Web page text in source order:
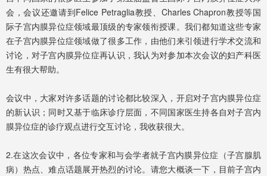
会，会议还邀请到Felice Petraglia教授、Charles Chapron教授等国
际子宫内膜异位症领域最顶级的专家领衔授课。我们都知道这些专家
在子宫内膜异位症领域做了很多工作，由他们来引领进行学术交流和
讨论，对子宫内膜异位症再认识，我认为对参加本次会议的妇产科医
生有很大帮助。
会议中，大家对许多话题的讨论都比较深入，开启对子宫内膜异位症
的新认识；同时又基于临床诊疗层面，不同国家医生持各自对子宫内
膜异位症的诊疗观点进行交互讨论，我收获很大。
2.在这次会议中，各位专家和与会学者就子宫内膜异位症（子宫腺肌
病）热点、难点话题展开热烈的讨论。请您大概谈一下，目前子宫内